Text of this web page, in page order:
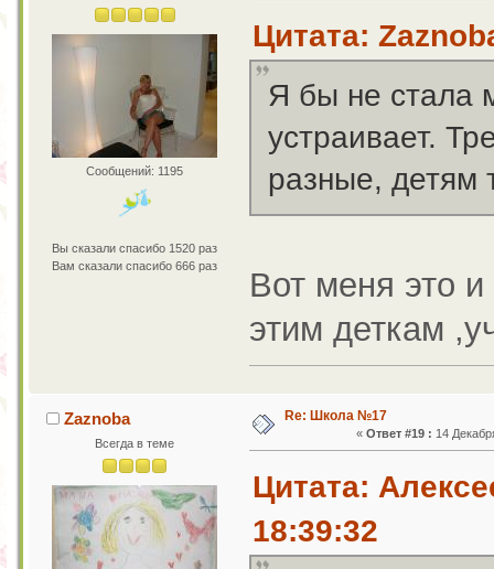
Сообщений: 1195
Вы сказали спасибо 1520 раз
Вам сказали спасибо 666 раз
Цитата:
Я бы не стала
устраивает.
разные, детям
Вот меня это
этим деткам
Zaznoba
Всегда в теме
Re: Школа №17
« Ответ #19 : 14
Цитата:
18:39:32